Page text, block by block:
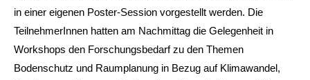
in einer eigenen Poster-Session vorgestellt werden. Die
TeilnehmerInnen hatten am Nachmittag die Gelegenheit in
Workshops den Forschungsbedarf zu den Themen
Bodenschutz und Raumplanung in Bezug auf Klimawandel,